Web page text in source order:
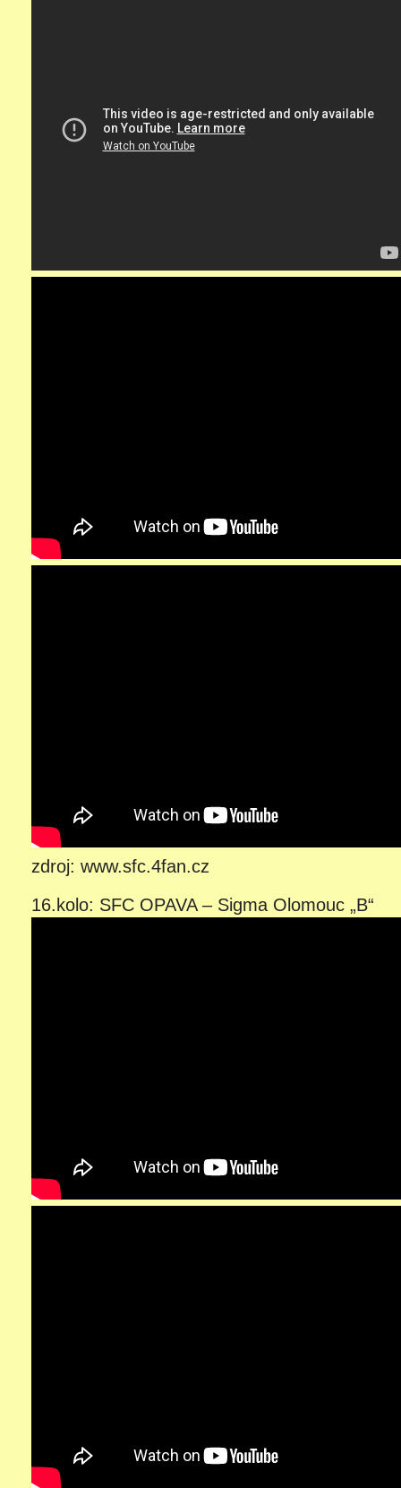
zdroj: www.sfc.4fan.cz
16.kolo: SFC OPAVA – Sigma Olomouc „B“